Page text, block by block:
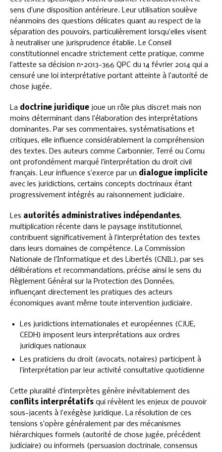
sens d’une disposition antérieure. Leur utilisation soulève
néanmoins des questions délicates quant au respect de la
séparation des pouvoirs, particulièrement lorsqu’elles visent
à neutraliser une jurisprudence établie. Le Conseil
constitutionnel encadre strictement cette pratique, comme
l’atteste sa décision n°2013-366 QPC du 14 février 2014 qui a
censuré une loi interprétative portant atteinte à l’autorité de
chose jugée.
La doctrine juridique joue un rôle plus discret mais non
moins déterminant dans l’élaboration des interprétations
dominantes. Par ses commentaires, systématisations et
critiques, elle influence considérablement la compréhension
des textes. Des auteurs comme Carbonnier, Terré ou Cornu
ont profondément marqué l’interprétation du droit civil
français. Leur influence s’exerce par un dialogue implicite
avec les juridictions, certains concepts doctrinaux étant
progressivement intégrés au raisonnement judiciaire.
Les autorités administratives indépendantes,
multiplication récente dans le paysage institutionnel,
contribuent significativement à l’interprétation des textes
dans leurs domaines de compétence. La Commission
Nationale de l’Informatique et des Libertés (CNIL), par ses
délibérations et recommandations, précise ainsi le sens du
Règlement Général sur la Protection des Données,
influençant directement les pratiques des acteurs
économiques avant même toute intervention judiciaire.
Les juridictions internationales et européennes (CJUE,
CEDH) imposent leurs interprétations aux ordres
juridiques nationaux
Les praticiens du droit (avocats, notaires) participent à
l’interprétation par leur activité consultative quotidienne
Cette pluralité d’interprètes génère inévitablement des
conflits interprétatifs qui révèlent les enjeux de pouvoir
sous-jacents à l’exégèse juridique. La résolution de ces
tensions s’opère généralement par des mécanismes
hiérarchiques formels (autorité de chose jugée, précédent
judiciaire) ou informels (persuasion doctrinale, consensus